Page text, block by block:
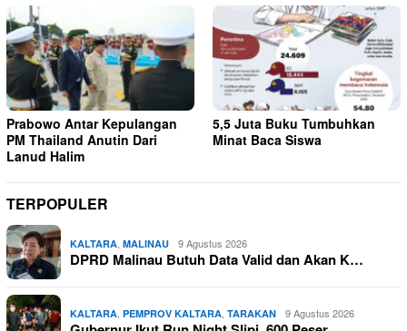
Prabowo Antar Kepulangan
PM Thailand Anutin Dari
Lanud Halim
5,5 Juta Buku Tumbuhkan
Minat Baca Siswa
TERPOPULER
KALTARA MALINAU 9 Agustus 2026
DPRD Malinau Butuh Data Valid dan Akan K…
KALTARA PEMPROV KALTARA TARAKAN 9 Agustus 2026